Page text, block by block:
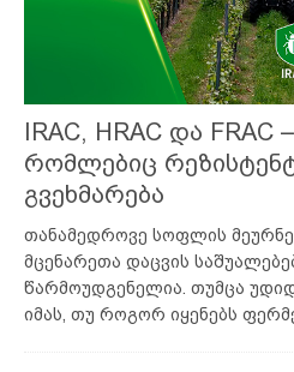
IRAC, HRAC და FRAC
რომლებიც
გვეხმარება
თანამედროვე სოფლის
მცენარეთა დაცვის
წარმოუდგენელია. თუმცა
იმას, თუ როგორ იყენებს